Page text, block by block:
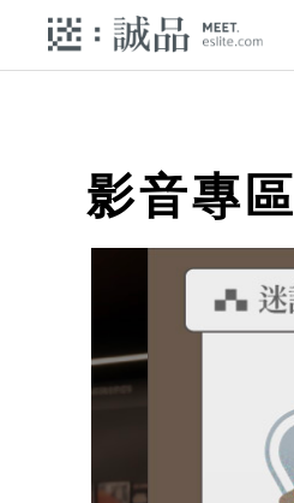
影音專區